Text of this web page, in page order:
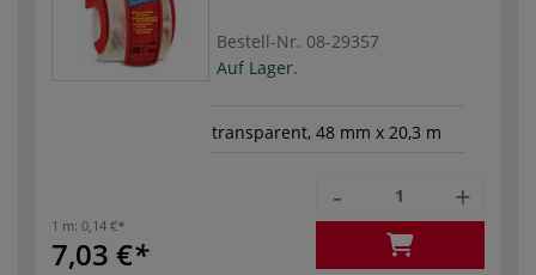
Bestell-Nr. 08-29357
Auf Lager.
transparent, 48 mm x 20,3 m
1 m: 0,14 €
7,03 €
- +